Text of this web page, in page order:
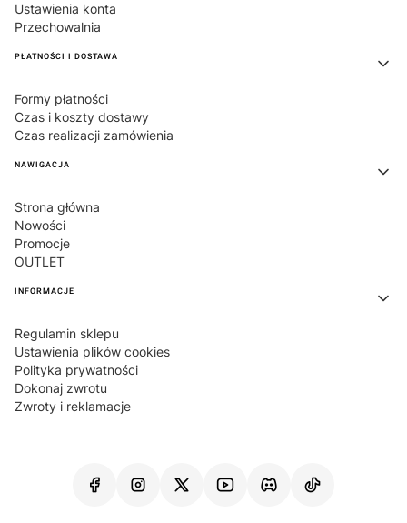
Ustawienia konta
Przechowalnia
PŁATNOŚCI I DOSTAWA
Formy płatności
Czas i koszty dostawy
Czas realizacji zamówienia
NAWIGACJA
Strona główna
Nowości
Promocje
OUTLET
INFORMACJE
Regulamin sklepu
Ustawienia plików cookies
Polityka prywatności
Dokonaj zwrotu
Zwroty i reklamacje